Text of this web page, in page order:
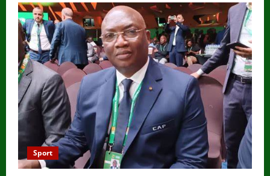
nationale
:
Deux
policiers
arrêtés
pour
meurtre
d’une
commerçante
à
Djarkpanga.
Sport